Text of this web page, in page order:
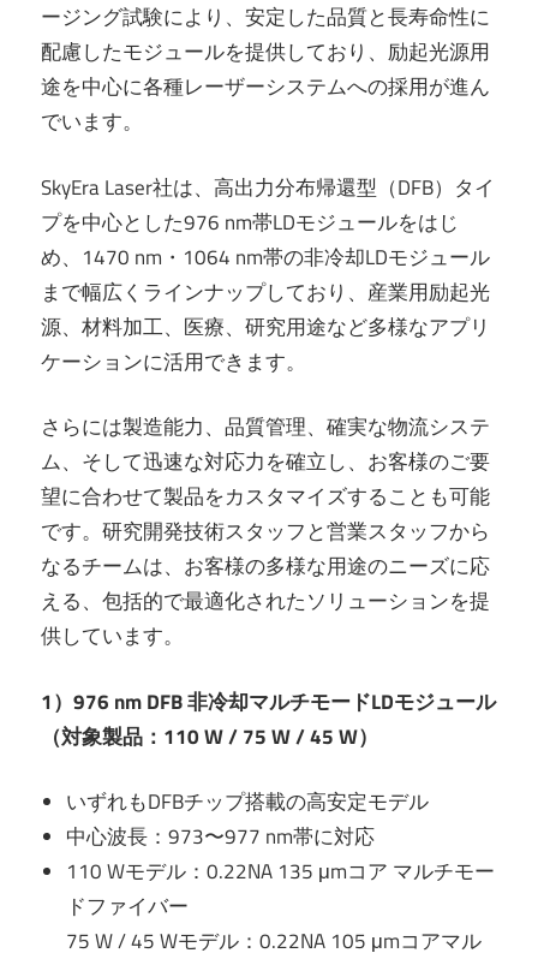
ージング試験により、安定した品質と長寿命性に
配慮したモジュールを提供しており、励起光源用
途を中心に各種レーザーシステムへの採用が進ん
でいます。
SkyEra Laser社は、高出力分布帰還型（DFB）タイ
プを中心とした976 nm帯LDモジュールをはじ
め、1470 nm・1064 nm帯の非冷却LDモジュール
まで幅広くラインナップしており、産業用励起光
源、材料加工、医療、研究用途など多様なアプリ
ケーションに活用できます。
さらには製造能力、品質管理、確実な物流システ
ム、そして迅速な対応力を確立し、お客様のご要
望に合わせて製品をカスタマイズすることも可能
です。研究開発技術スタッフと営業スタッフから
なるチームは、お客様の多様な用途のニーズに応
える、包括的で最適化されたソリューションを提
供しています。
1）976 nm DFB 非冷却マルチモードLDモジュール
（対象製品：110 W / 75 W / 45 W）
いずれもDFBチップ搭載の高安定モデル
中心波長：973〜977 nm帯に対応
110 Wモデル：0.22NA 135 μmコア マルチモー
ドファイバー
75 W / 45 Wモデル：0.22NA 105 μmコアマル